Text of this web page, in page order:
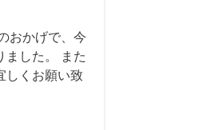
おかげで、今
ました。 また
しくお願い致